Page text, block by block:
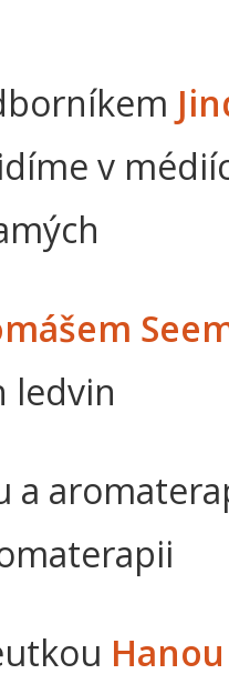
v
ledvin
a
Hanou